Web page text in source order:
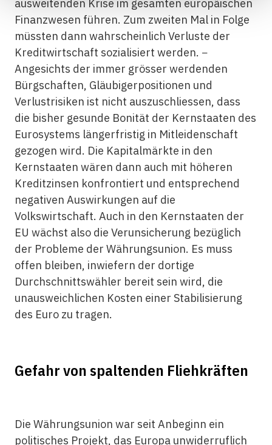
ausweitenden Krise im gesamten europäischen
Finanzwesen führen. Zum zweiten Mal in Folge
müssten dann wahrscheinlich Verluste der
Kreditwirtschaft sozialisiert werden. −
Angesichts der immer grösser werdenden
Bürgschaften, Gläubigerpositionen und
Verlustrisiken ist nicht auszuschliessen, dass
die bisher gesunde Bonität der Kernstaaten des
Eurosystems längerfristig in Mitleidenschaft
gezogen wird. Die Kapitalmärkte in den
Kernstaaten wären dann auch mit höheren
Kreditzinsen konfrontiert und entsprechend
negativen Auswirkungen auf die
Volkswirtschaft. Auch in den Kernstaaten der
EU wächst also die Verunsicherung bezüglich
der Probleme der Währungsunion. Es muss
offen bleiben, inwiefern der dortige
Durchschnittswähler bereit sein wird, die
unausweichlichen Kosten einer Stabilisierung
des Euro zu tragen.
Gefahr von spaltenden Fliehkräften
Die Währungsunion war seit Anbeginn ein
politisches Projekt, das Europa unwiderruflich